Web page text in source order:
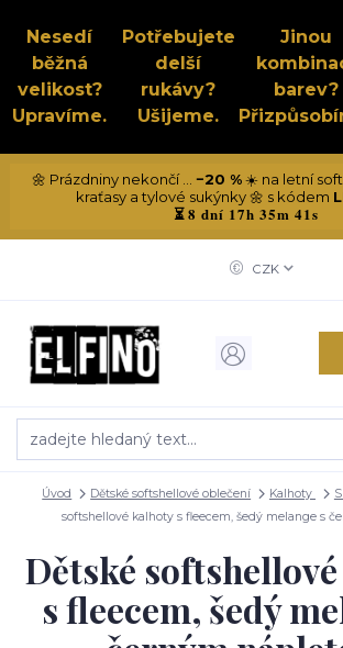
Nesedí
běžná
velikost?
Upravíme.
Potřebujete
delší
rukávy?
Ušijeme.
Jinou
barev?
🌼 Prázdniny nekončí ... −20 %☀️ na letní
kraťasy a tylové sukýnky 🌼 s kódem
⏳8 dní 17h 35m 40s
CZK
Úvod Dětské softshellové oblečení Kalhoty
softshellové kalhoty s fleecem, šedý melange s
Dětské
s fleecem, šedý